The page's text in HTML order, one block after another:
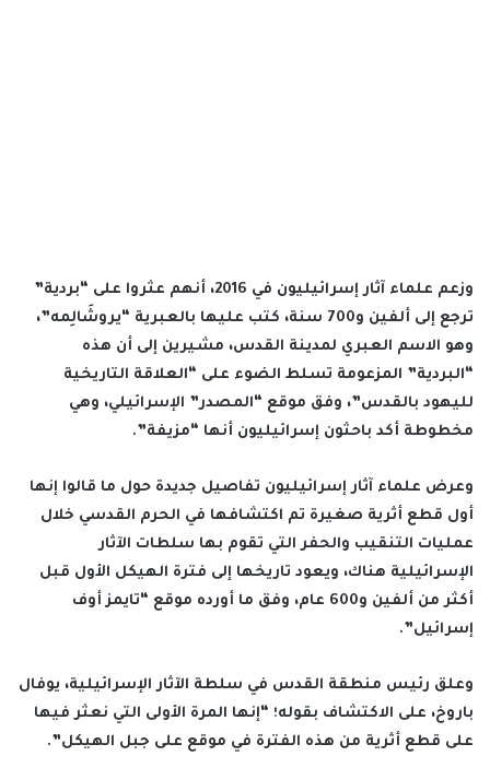
وزعم علماء آثار إسرائيليون في 2016، أنهم عثروا على “بردية”
ترجع إلى ألفين و700 سنة، كتب عليها بالعبرية “يروشَالِمه”،
وهو الاسم العبري لمدينة القدس، مشيرين إلى أن هذه
“البردية” المزعومة تسلط الضوء على “العلاقة التاريخية
لليهود بالقدس”، وفق موقع “المصدر” الإسرائيلي، وهي
مخطوطة أكد باحثون إسرائيليون أنها “مزيفة”.
وعرض علماء آثار إسرائيليون تفاصيل جديدة حول ما قالوا إنها
أول قطع أثرية صغيرة تم اكتشافها في الحرم القدسي خلال
عمليات التنقيب والحفر التي تقوم بها سلطات الآثار
الإسرائيلية هناك، ويعود تاريخها إلى فترة الهيكل الأول قبل
أكثر من ألفين و600 عام، وفق ما أورده موقع “تايمز أوف
إسرائيل”.
وعلق رئيس منطقة القدس في سلطة الآثار الإسرائيلية، يوفال
باروخ، على الاكتشاف بقوله؛ “إنها المرة الأولى التي نعثر فيها
على قطع أثرية من هذه الفترة في موقع على جبل الهيكل”.